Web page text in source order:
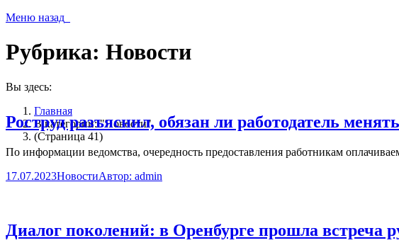
Меню назад
Рубрика: Новости
Вы здесь:
Главная
В категории: "Новости"
(Страница 41)
Роструд разъяснил, обязан ли работодатель
По информации ведомства, очередность предоставления работникам
17.07.2023НовостиАвтор: admin
Диалог поколений: в Оренбурге прошла встреча